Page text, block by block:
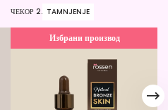
ЧЕКОР 2. TAMNJENJE
Избрани производ